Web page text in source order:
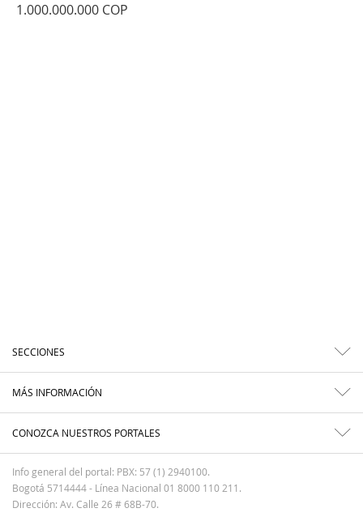
1.000.000.000 COP
SECCIONES
MÁS INFORMACIÓN
CONOZCA NUESTROS PORTALES
Info general del portal: PBX: 57 (1) 2940100.
Bogotá 5714444 - Línea Nacional 01 8000 110 211.
Dirección: Av. Calle 26 # 68B-70.